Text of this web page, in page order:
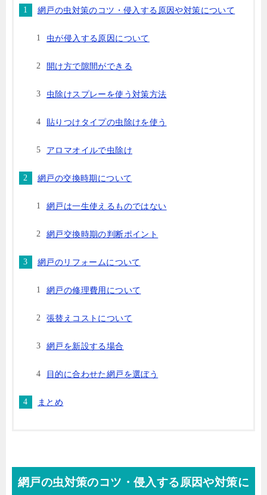
網戸の虫対策のコツ・侵入する原因や対策について
虫が侵入する原因について
開け方で隙間ができる
虫除けスプレーを使う対策方法
貼りつけタイプの虫除けを使う
アロマオイルで虫除け
網戸の交換時期について
網戸は一生使えるものではない
網戸交換時期の判断ポイント
網戸のリフォームについて
網戸の修理費用について
張替えコストについて
網戸を新設する場合
目的に合わせた網戸を選ぼう
まとめ
網戸の虫対策のコツ・侵入する原因や対策に